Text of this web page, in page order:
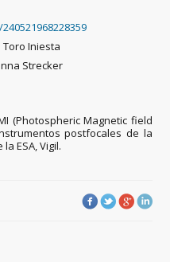
Toro Iniesta
Strecker
(Photospheric Magnetic field
postfocales de la
ESA, Vigil.